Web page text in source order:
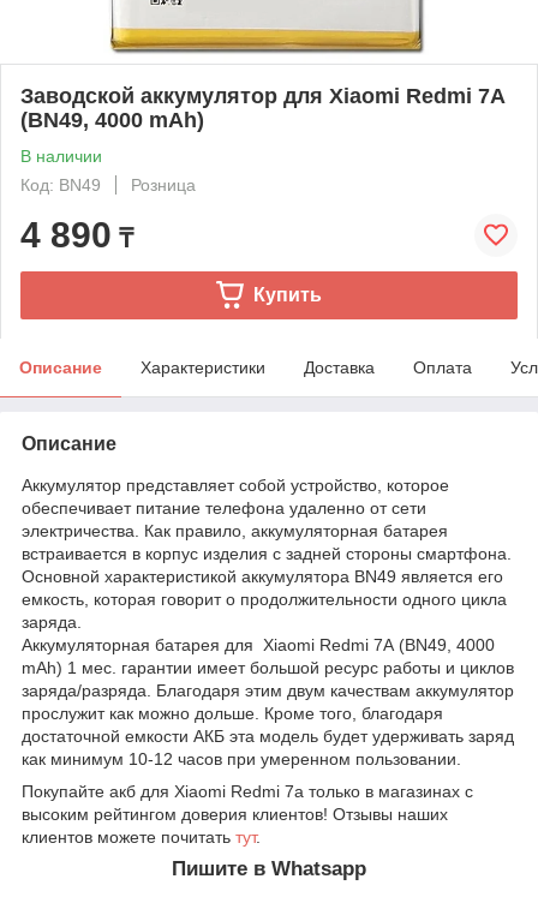
Заводской аккумулятор для Xiaomi Redmi 7A
(BN49, 4000 mAh)
В наличии
Код: BN49
Розница
4 890 ₸
Купить
Описание Характеристики Доставка Оплата
Описание
Аккумулятор представляет собой устройство, которое
обеспечивает питание телефона удаленно от сети
электричества. Как правило, аккумуляторная батарея
встраивается в корпус изделия с задней стороны смартфона.
Основной характеристикой аккумулятора BN49 является его
емкость, которая говорит о продолжительности одного цикла
заряда.
Аккумуляторная батарея для Xiaomi Redmi 7A (BN49, 4000
mAh) 1 мес. гарантии имеет большой ресурс работы и циклов
заряда/разряда. Благодаря этим двум качествам аккумулятор
прослужит как можно дольше. Кроме того, благодаря
достаточной емкости АКБ эта модель будет удерживать заряд
как минимум 10-12 часов при умеренном пользовании.
Покупайте акб для Xiaomi Redmi 7a только в магазинах с
высоким рейтингом доверия клиентов! Отзывы наших
клиентов можете почитать тут.
Пишите в Whatsapp